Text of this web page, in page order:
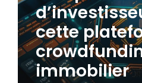
cette
immobilier